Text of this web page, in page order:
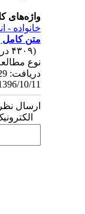
واژه‌های
خانواده -
متن کامل[PDF 500 kb]
نوع
1396/10/11
ارسال نظر